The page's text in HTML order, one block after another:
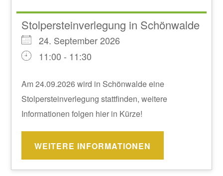
Stolpersteinverlegung in Schönwalde
24. September 2026
11:00 - 11:30
Am 24.09.2026 wird in Schönwalde eine
Stolpersteinverlegung stattfinden, weitere
Informationen folgen hier in Kürze!
WEITERE INFORMATIONEN